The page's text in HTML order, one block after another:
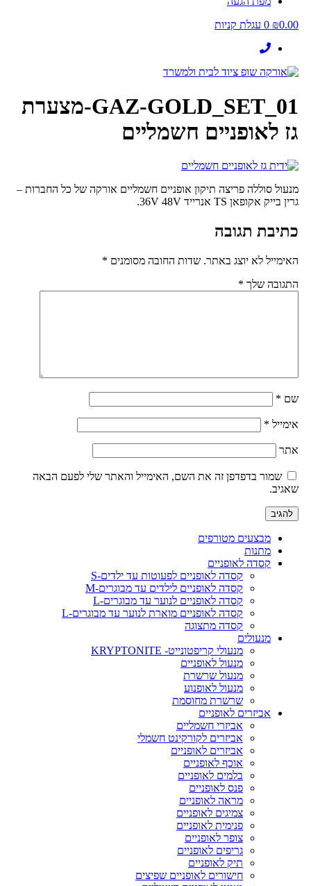
₪0.00
0 עגלת קניות
GAZ-GOLD_SET_01-מצערת
גז לאופניים חשמליים
מנעול סוללה פריצה תיקון אופניים חשמליים אורקה של כל החברות –
גרין בייק אקופאן TS אנרייד 36V 48V.
כתיבת תגובה
האימייל לא יוצג באתר. שדות החובה מסומנים *
התגובה שלך *
שם *
אימייל *
אתר
שמור בדפדפן זה את השם, האימייל והאתר שלי לפעם הבאה
שאגיב.
מבצעים מטורפים
מתנות
קסדה לאופניים
קסדה לאופניים לפעוטות עד ילדים-S
קסדה לאופניים לילדים עד מבוגרים-M
קסדה לאופניים לנוער עד מבוגרים-L
קסדה לאופניים מוארת לנוער עד מבוגרים-L
קסדה מתצוגה
מנעולים
מנעולי קריפטונייט- KRYPTONITE
מנעול לאופניים
מנעול שרשרת
מנעול לאופנוע
שרשרת מחוסמת
אביזרים לאופניים
אביזרי חשמליים
אביזרים לקורקינט חשמלי
אביזרים לאופניים
אוכף לאופניים
בלמים לאופניים
פנס לאופניים
מראה לאופניים
צמיגים לאופניים
פנימית לאופניים
צופר לאופניים
גריפים לאופניים
תיק לאופניים
חישורים לאופניים שפיצים